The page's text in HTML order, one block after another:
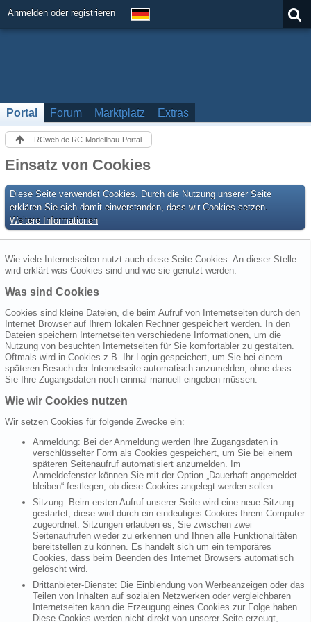
Anmelden oder registrieren
Portal Forum Marktplatz Extras
RCweb.de RC-Modellbau-Portal
Einsatz von Cookies
Diese Seite verwendet Cookies. Durch die Nutzung unserer Seite
erklären Sie sich damit einverstanden, dass wir Cookies setzen.
Weitere Informationen
Wie viele Internetseiten nutzt auch diese Seite Cookies. An dieser Stelle
wird erklärt was Cookies sind und wie sie genutzt werden.
Was sind Cookies
Cookies sind kleine Dateien, die beim Aufruf von Internetseiten durch den
Internet Browser auf Ihrem lokalen Rechner gespeichert werden. In den
Dateien speichern Internetseiten verschiedene Informationen, um die
Nutzung von besuchten Internetseiten für Sie komfortabler zu gestalten.
Oftmals wird in Cookies z.B. Ihr Login gespeichert, um Sie bei einem
späteren Besuch der Internetseite automatisch anzumelden, ohne dass
Sie Ihre Zugangsdaten noch einmal manuell eingeben müssen.
Wie wir Cookies nutzen
Wir setzen Cookies für folgende Zwecke ein:
Anmeldung: Bei der Anmeldung werden Ihre Zugangsdaten in
verschlüsselter Form als Cookies gespeichert, um Sie bei einem
späteren Seitenaufruf automatisiert anzumelden. Im
Anmeldefenster können Sie mit der Option „Dauerhaft angemeldet
bleiben“ festlegen, ob diese Cookies angelegt werden sollen.
Sitzung: Beim ersten Aufruf unserer Seite wird eine neue Sitzung
gestartet, diese wird durch ein eindeutiges Cookies Ihrem Computer
zugeordnet. Sitzungen erlauben es, Sie zwischen zwei
Seitenaufrufen wieder zu erkennen und Ihnen alle Funktionalitäten
bereitstellen zu können. Es handelt sich um ein temporäres
Cookies, dass beim Beenden des Internet Browsers automatisch
gelöscht wird.
Drittanbieter-Dienste: Die Einblendung von Werbeanzeigen oder das
Teilen von Inhalten auf sozialen Netzwerken oder vergleichbaren
Internetseiten kann die Erzeugung eines Cookies zur Folge haben.
Diese Cookies werden nicht direkt von unserer Seite erzeugt,